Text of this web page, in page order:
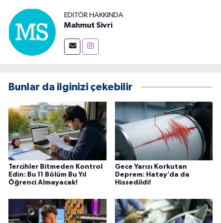
EDITÖR HAKKINDA
Mahmut Sivri
Bunlar da ilginizi çekebilir
Tercihler Bitmeden Kontrol
Edin: Bu 11 Bölüm Bu Yıl
Öğrenci Almayacak!
Gece Yarısı Korkutan
Deprem: Hatay’da da
Hissedildi!